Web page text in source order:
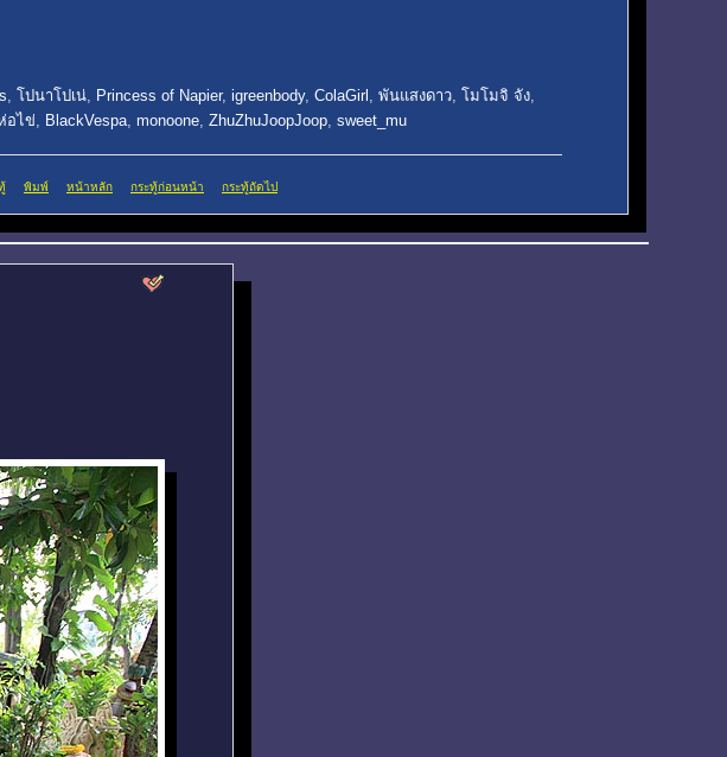
, โปนาโปเน่, Princess of Napier, igreenbody, ColaGirl , พันแสงดาว, โมโมจิ จัง,
อไข่, BlackVespa, monoone, ZhuZhuJoopJoop, sweet_mu
พิมพ์ หน้าหลัก กระทู้ก่อนหน้า กระทู้ถัดไป